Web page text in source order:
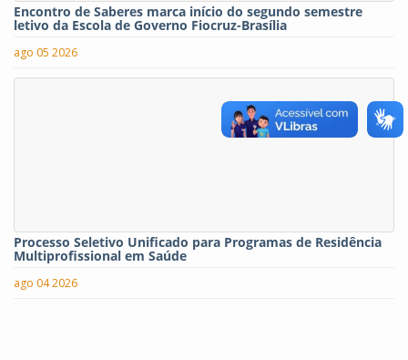
Encontro de Saberes marca início do segundo semestre
letivo da Escola de Governo Fiocruz-Brasília
ago 05 2026
Processo Seletivo Unificado para Programas de Residência
Multiprofissional em Saúde
ago 04 2026